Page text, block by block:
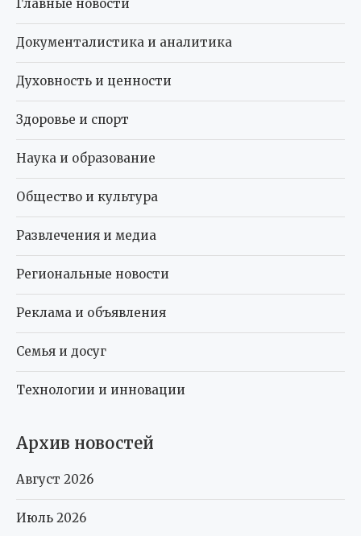
Главные новости
Документалистика и аналитика
Духовность и ценности
Здоровье и спорт
Наука и образование
Общество и культура
Развлечения и медиа
Региональные новости
Реклама и объявления
Семья и досуг
Технологии и инновации
Архив новостей
Август 2026
Июль 2026